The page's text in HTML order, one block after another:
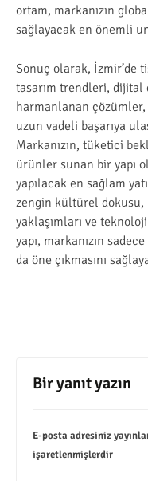
ortam, markanızın
sağlayacak en önemli
Sonuç olarak, İzmir’de
tasarım trendleri,
harmanlanan çözümler,
uzun vadeli başarıya
Markanızın, tüketici
ürünler sunan bir yapı
yapılacak en sağlam
zengin kültürel dokusu,
yaklaşımları ve
yapı, markanızın
da öne çıkmasını
Bir yanıt yazın
E-posta adresiniz
işaretlenmişlerdir